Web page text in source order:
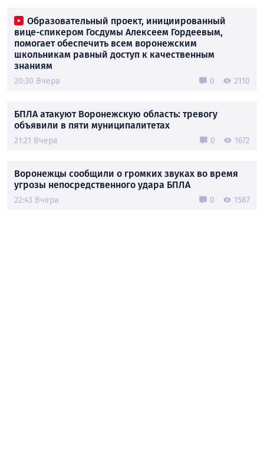
Образовательный проект, инициированный
вице-спикером Госдумы Алексеем Гордеевым,
помогает обеспечить всем воронежским
школьникам равный доступ к качественным
знаниям
20:30 Вчера 0 2110
БПЛА атакуют Воронежскую область: тревогу
объявили в пяти муниципалитетах
21:21 Вчера 0 1672
Воронежцы сообщили о громких звуках во время
угрозы непосредственного удара БПЛА
22:43 Вчера 0 1587